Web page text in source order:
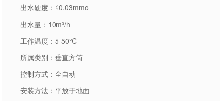
出水硬度：≤0.03mmo
出水量：10m³/h
工作温度：5-50℃
所属类别：垂直方筒
控制方式：全自动
安装方法：平放于地面